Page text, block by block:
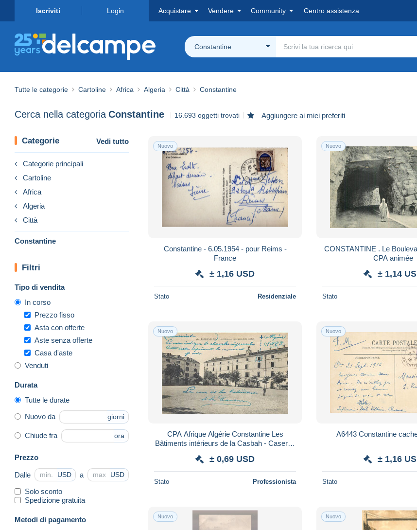
Iscriviti Login Acquistare Vendere Community Centro assistenza
Constantine
Tutte le categorie Cartoline Africa Algeria Città Constantine
Cerca nella categoria Constantine 16.693 oggetti trovati Aggiungere ai miei preferiti
Categorie Vedi tutto
Categorie principali
Cartoline
Africa
Algeria
Città
Constantine
Filtri
Tipo di vendita
In corso
Prezzo fisso
Asta con offerte
Aste senza offerte
Casa d'aste
Venduti
Durata
Tutte le durate
Nuovo da giorni
Chiude fra ora
Prezzo
Dalle USD a USD
Solo sconto
Spedizione gratuita
Metodi di pagamento
Nuovo
Constantine - 6.05.1954 - pour Reims -
France
± 1,16 USD
Stato Residenziale
Nuovo
CONSTANTINE . Le
CPA animée
± 1,14
Stato
Nuovo
CPA Afrique Algérie Constantine Les
Bâtiments intérieurs de la Casbah - Caserne
± 0,69 USD
Stato Professionista
Nuovo
A6443 Constantine
± 1,16
Stato
Nuovo Nuovo